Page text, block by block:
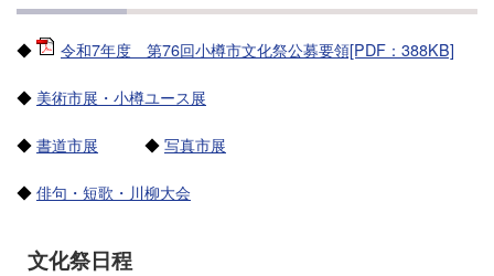
◆ 令和7年度 第76回小樽市文化祭公募要領[PDF：388KB]
◆ 美術市展・小樽ユース展
◆書道市展 ◆写真市展
◆俳句・短歌・川柳大会
文化祭日程